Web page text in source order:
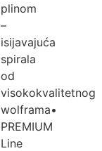
plinom
–
isijavajuća
spirala
od
visokokvalitetnog
wolframa•
PREMIUM
Line